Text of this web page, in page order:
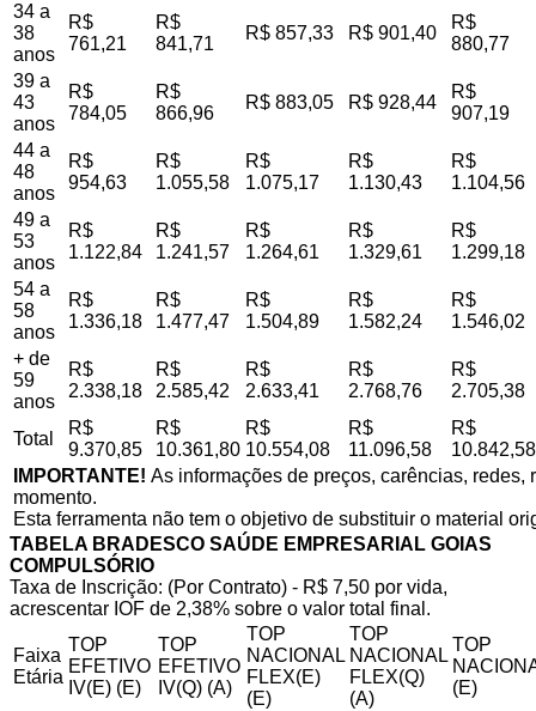
34 a
38
anos
R$
761,21
R$
841,71
R$ 857,33 R$ 901,40
R$
880,77
39 a
43
anos
R$
784,05
R$
866,96
R$ 883,05 R$ 928,44
R$
907,19
44 a
48
anos
R$
954,63
R$
1.055,58
R$
1.075,17
R$
1.130,43
R$
1.104,56
49 a
53
anos
R$
1.122,84
R$
1.241,57
R$
1.264,61
R$
1.329,61
R$
1.299,18
54 a
58
anos
R$
1.336,18
R$
1.477,47
R$
1.504,89
R$
1.582,24
R$
1.546,02
+ de
59
anos
R$
2.338,18
R$
2.585,42
R$
2.633,41
R$
2.768,76
R$
2.705,38
Total
R$
9.370,85
R$
10.361,80
R$
10.554,08
R$
11.096,58
R$
10.842,58
IMPORTANTE! As informações de preços, carências,
momento.
Esta ferramenta não tem o objetivo de substituir o material
TABELA BRADESCO SAÚDE EMPRESARIAL GOIAS
COMPULSÓRIO
Taxa de Inscrição: (Por Contrato) - R$ 7,50 por vida,
acrescentar IOF de 2,38% sobre o valor total final.
Faixa
Etária
TOP
EFETIVO
IV(E) (E)
TOP
EFETIVO
IV(Q) (A)
TOP
NACIONAL
FLEX(E)
(E)
TOP
NACIONAL
FLEX(Q)
(A)
TOP
(E)